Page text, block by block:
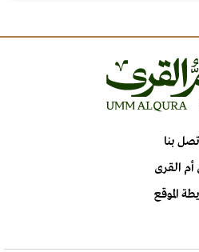
بنا
القرى
الموقع